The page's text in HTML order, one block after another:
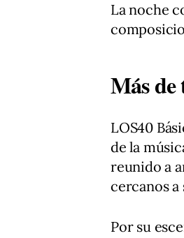
La noche
Más de
LOS40
de la
reunido a
cercanos a
Por su